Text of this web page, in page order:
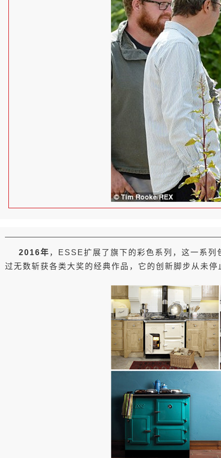
2016年 ，ESSE扩展了旗下的彩色系列，这一系
过无数斩获各类大奖的经典作品，它的创新脚步从未